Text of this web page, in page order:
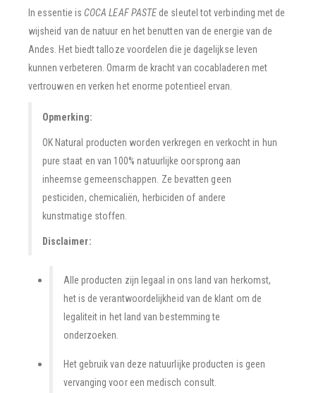
In essentie isCOCA LEAF PASTEde sleutel tot verbinding met de
wijsheid van de natuur en het benutten van de energie van de
Andes. Het biedt talloze voordelen die je dagelijkse leven
kunnen verbeteren. Omarm de kracht van cocabladeren met
vertrouwen en verken het enorme potentieel ervan.
Opmerking:
OK Natural producten worden verkregen en verkocht in hun
pure staat en van 100% natuurlijke oorsprong aan
inheemse gemeenschappen. Ze bevatten geen
pesticiden, chemicaliën, herbiciden of andere
kunstmatige stoffen.
Disclaimer:
Alle producten zijn legaal in ons land van herkomst,
het is de verantwoordelijkheid van de klant om de
legaliteit in het land van bestemming te
onderzoeken.
Het gebruik van deze natuurlijke producten is geen
vervanging voor een medisch consult.